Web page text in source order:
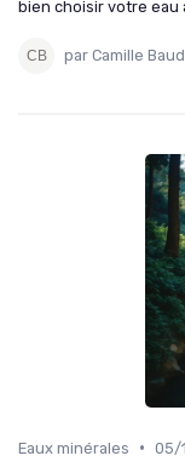
bien choisir votre eau
par Camille
Eaux minérales • 05/